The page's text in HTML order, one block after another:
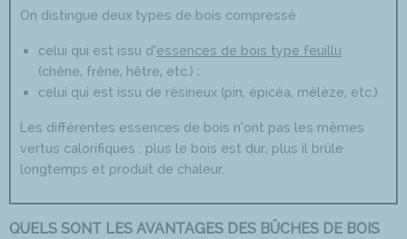
On distingue deux types de bois compressé :
celui qui est issu d’essences de bois type feuillu
(chêne, frêne, hêtre, etc.) ;
celui qui est issu de résineux (pin, épicéa, mélèze, etc.).
Les différentes essences de bois n’ont pas les mêmes
vertus calorifiques : plus le bois est dur, plus il brûle
longtemps et produit de chaleur.
QUELS SONT LES AVANTAGES DES BÛCHES DE BOIS